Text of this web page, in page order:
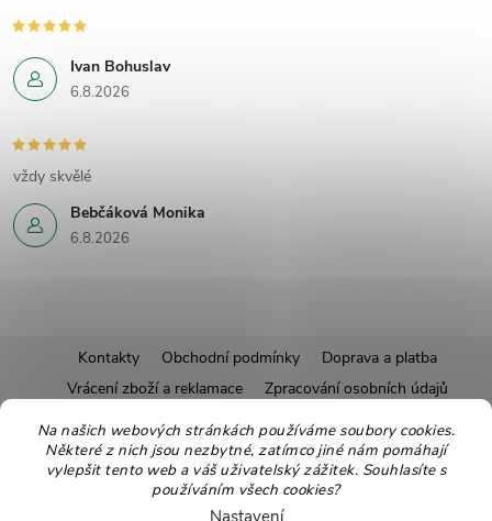
Na našich webových stránkách používáme soubory cookies.
Některé z nich jsou nezbytné, zatímco jiné nám pomáhají
vylepšit tento web a váš uživatelský zážitek. Souhlasíte s
používáním všech cookies?
Nastavení
Ivan Bohuslav
6.8.2026
Bebčáková Monika
6.8.2026
vždy skvělé
á
Kontakty Obchodní podmínky
Doprava a platba
Vrácení zboží a reklamace
Zpracování osobních údajů
Pravidla soutěží
Affiliate program
Recepty
Pro nové dodavatele
Ekologické balení Moje objednávka